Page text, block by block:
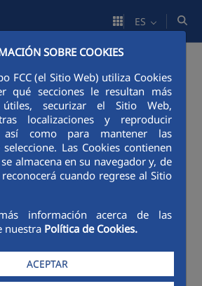
SOBRE COOKIES
FCC (el Sitio Web) utiliza Cookies
qué secciones le resultan más
securizar el Sitio Web,
localizaciones y reproducir
así como para mantener las
Las Cookies contienen
almacena en su navegador y, de
cuando regrese al Sitio
información acerca de las
nuestra Política de Cookies.
ACEPTAR
ES
ofertas de empleo
que más te interesa para
de empleo y presentar tu
candidatura!